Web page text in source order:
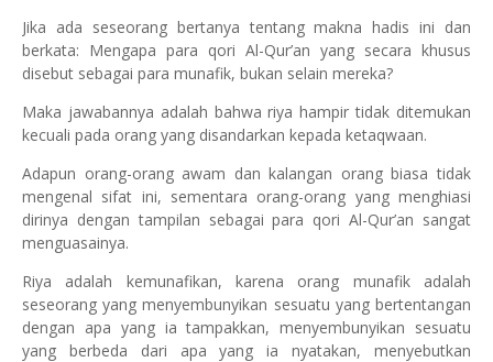
Jika ada seseorang bertanya tentang makna hadis ini dan
berkata: Mengapa para qori Al-Qur’an yang secara khusus
disebut sebagai para munafik, bukan selain mereka?
Maka jawabannya adalah bahwa riya hampir tidak ditemukan
kecuali pada orang yang disandarkan kepada ketaqwaan.
Adapun orang-orang awam dan kalangan orang biasa tidak
mengenal sifat ini, sementara orang-orang yang menghiasi
dirinya dengan tampilan sebagai para qori Al-Qur’an sangat
menguasainya.
Riya adalah kemunafikan, karena orang munafik adalah
seseorang yang menyembunyikan sesuatu yang bertentangan
dengan apa yang ia tampakkan, menyembunyikan sesuatu
yang berbeda dari apa yang ia nyatakan, menyebutkan